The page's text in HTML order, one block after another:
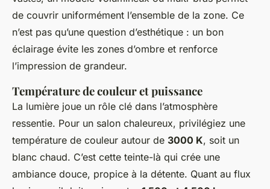
de couvrir uniformément l’ensemble de la zone. Ce
n’est pas qu’une question d’esthétique : un bon
éclairage évite les zones d’ombre et renforce
l’impression de grandeur.
Température de couleur et puissance
La lumière joue un rôle clé dans l’atmosphère
ressentie. Pour un salon chaleureux, privilégiez une
température de couleur autour de 3000 K, soit un
blanc chaud. C’est cette teinte-là qui crée une
ambiance douce, propice à la détente. Quant au flux